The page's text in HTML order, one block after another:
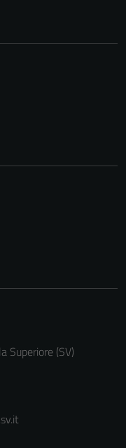
Superiore (SV)